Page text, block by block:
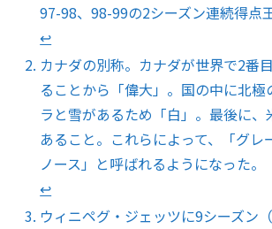
97-98、98-99の2シーズン連続得点
↩︎
カナダの別称。カナダが世界で2番
ることから「偉大」。国の中に北極
ラと雪があるため「白」。最後に、
あること。これらによって、「グレ
ノース」と呼ばれるようになった。
↩︎
ウィニペグ・ジェッツに9シーズン